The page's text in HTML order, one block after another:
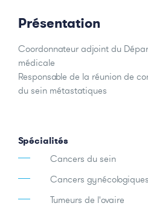
Présentation
Coordonnateur adjoint du
médicale
Responsable de la réunion de
du sein métastatiques
Spécialités
Cancers du sein
Cancers gynécologiques
Tumeurs de l'ovaire